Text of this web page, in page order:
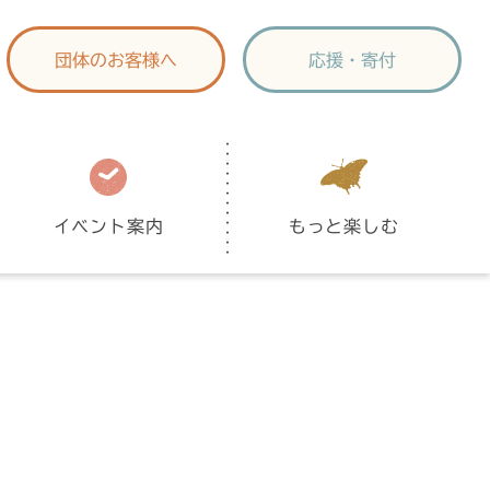
団体のお客様へ 応援・寄付
イベント案内 もっと楽しむ